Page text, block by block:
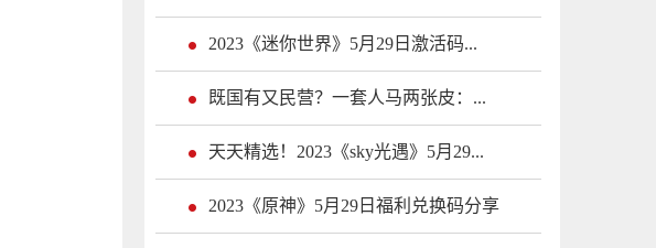
2023《迷你世界》5月29日激活码...
既国有又民营？一套人马两张皮：...
天天精选！2023《sky光遇》5月29...
2023《原神》5月29日福利兑换码分享